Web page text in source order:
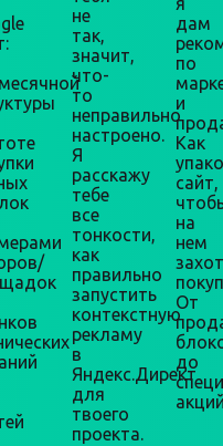
не
так,
значит,
что-
то
неправильно
настроено.
Я
расскажу
тебе
все
тонкости,
как
правильно
запустить
контекстную
рекламу
в
Яндекс.Директ
для
твоего
проекта.
дам
по
и
Как
сайт,
на
нем
От
до